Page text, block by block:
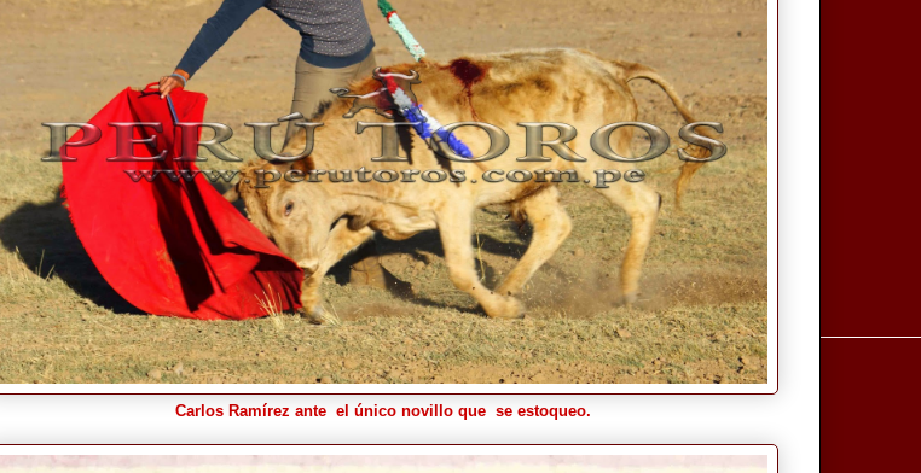
Carlos Ramírez ante el único novillo que se estoqueo.